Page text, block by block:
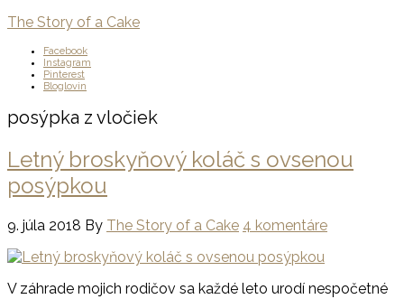
The Story of a Cake
Facebook
Instagram
Pinterest
Bloglovin
posýpka z vločiek
Letný broskyňový koláč s ovsenou
posýpkou
9. júla 2018 By The Story of a Cake 4 komentáre
V záhrade mojich rodičov sa každé leto urodí nespočetné